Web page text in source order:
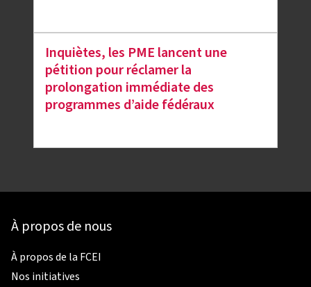
Inquiètes, les PME lancent une
pétition pour réclamer la
prolongation immédiate des
programmes d’aide fédéraux
À propos de nous
À propos de la FCEI
Nos initiatives